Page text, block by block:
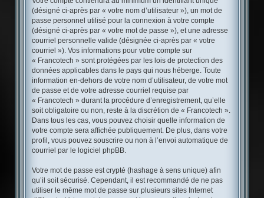
(désigné ci-après par « votre nom d’utilisateur »), un mot de
passe personnel utilisé pour la connexion à votre compte
(désigné ci-après par « votre mot de passe »), et une adresse
courriel personnelle valide (désignée ci-après par « votre
courriel »). Vos informations pour votre compte sur
« Francotech » sont protégées par les lois de protection des
données applicables dans le pays qui nous héberge. Toute
information en-dehors de votre nom d’utilisateur, de votre mot
de passe et de votre adresse courriel requise par
« Francotech » durant la procédure d’enregistrement, qu’elle
soit obligatoire ou non, reste à la discrétion de « Francotech ».
Dans tous les cas, vous pouvez choisir quelle information de
votre compte sera affichée publiquement. De plus, dans votre
profil, vous pouvez souscrire ou non à l’envoi automatique de
courriel par le logiciel phpBB.
Votre mot de passe est crypté (hashage à sens unique) afin
qu’il soit sécurisé. Cependant, il est recommandé de ne pas
utiliser le même mot de passe sur plusieurs sites Internet